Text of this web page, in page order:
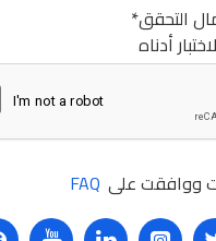
التحقق
أدناه
ووافقت على FAQ
اضافة للسلة